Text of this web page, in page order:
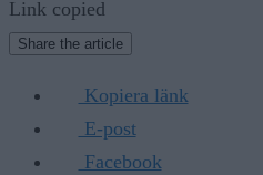
Link copied
Share the article
Kopiera länk
E-post
Facebook